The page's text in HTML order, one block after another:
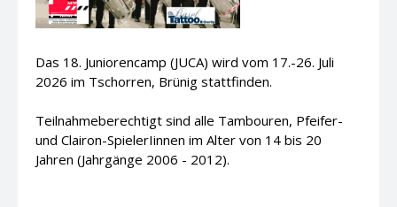
Das 18. Juniorencamp (JUCA) wird vom 17.-26. Juli
2026 im Tschorren, Brünig stattfinden.
Teilnahmeberechtigt sind alle Tambouren, Pfeifer-
und Clairon-SpielerIinnen im Alter von 14 bis 20
Jahren (Jahrgänge 2006 - 2012).